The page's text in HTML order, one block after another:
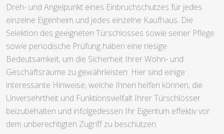
Dreh- und Angelpunkt eines Einbruchschutzes für jedes
einzelne Eigenheim und jedes einzelne Kaufhaus. Die
Selektion des geeigneten Türschlosses sowie seiner Pflege
sowie periodische Prüfung haben eine riesige
Bedeutsamkeit, um die Sicherheit Ihrer Wohn- und
Geschäftsräume zu gewährleisten. Hier sind einige
interessante Hinweise, welche Ihnen helfen können, die
Unversehrtheit und Funktionsvielfalt Ihrer Türschlösser
beizubehalten und infolgedessen Ihr Eigentum effektiv vor
dem unberechtigten Zugriff zu beschützen.